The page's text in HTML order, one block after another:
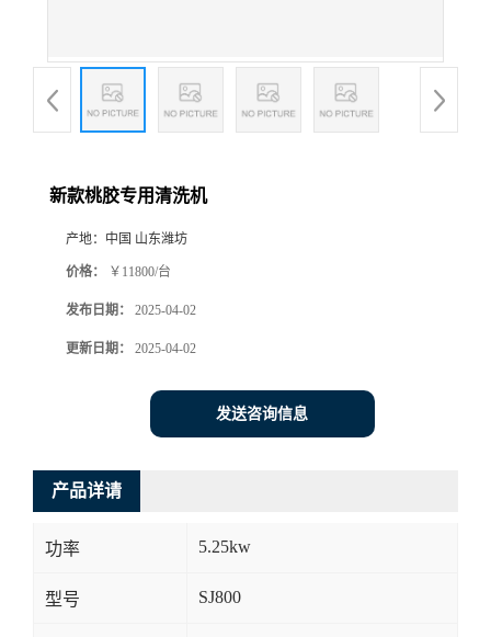
新款桃胶专用清洗机
产地： 中国 山东潍坊
价格： ￥11800/台
发布日期： 2025-04-02
更新日期： 2025-04-02
发送咨询信息
产品详请
功率 5.25kw
型号 SJ800